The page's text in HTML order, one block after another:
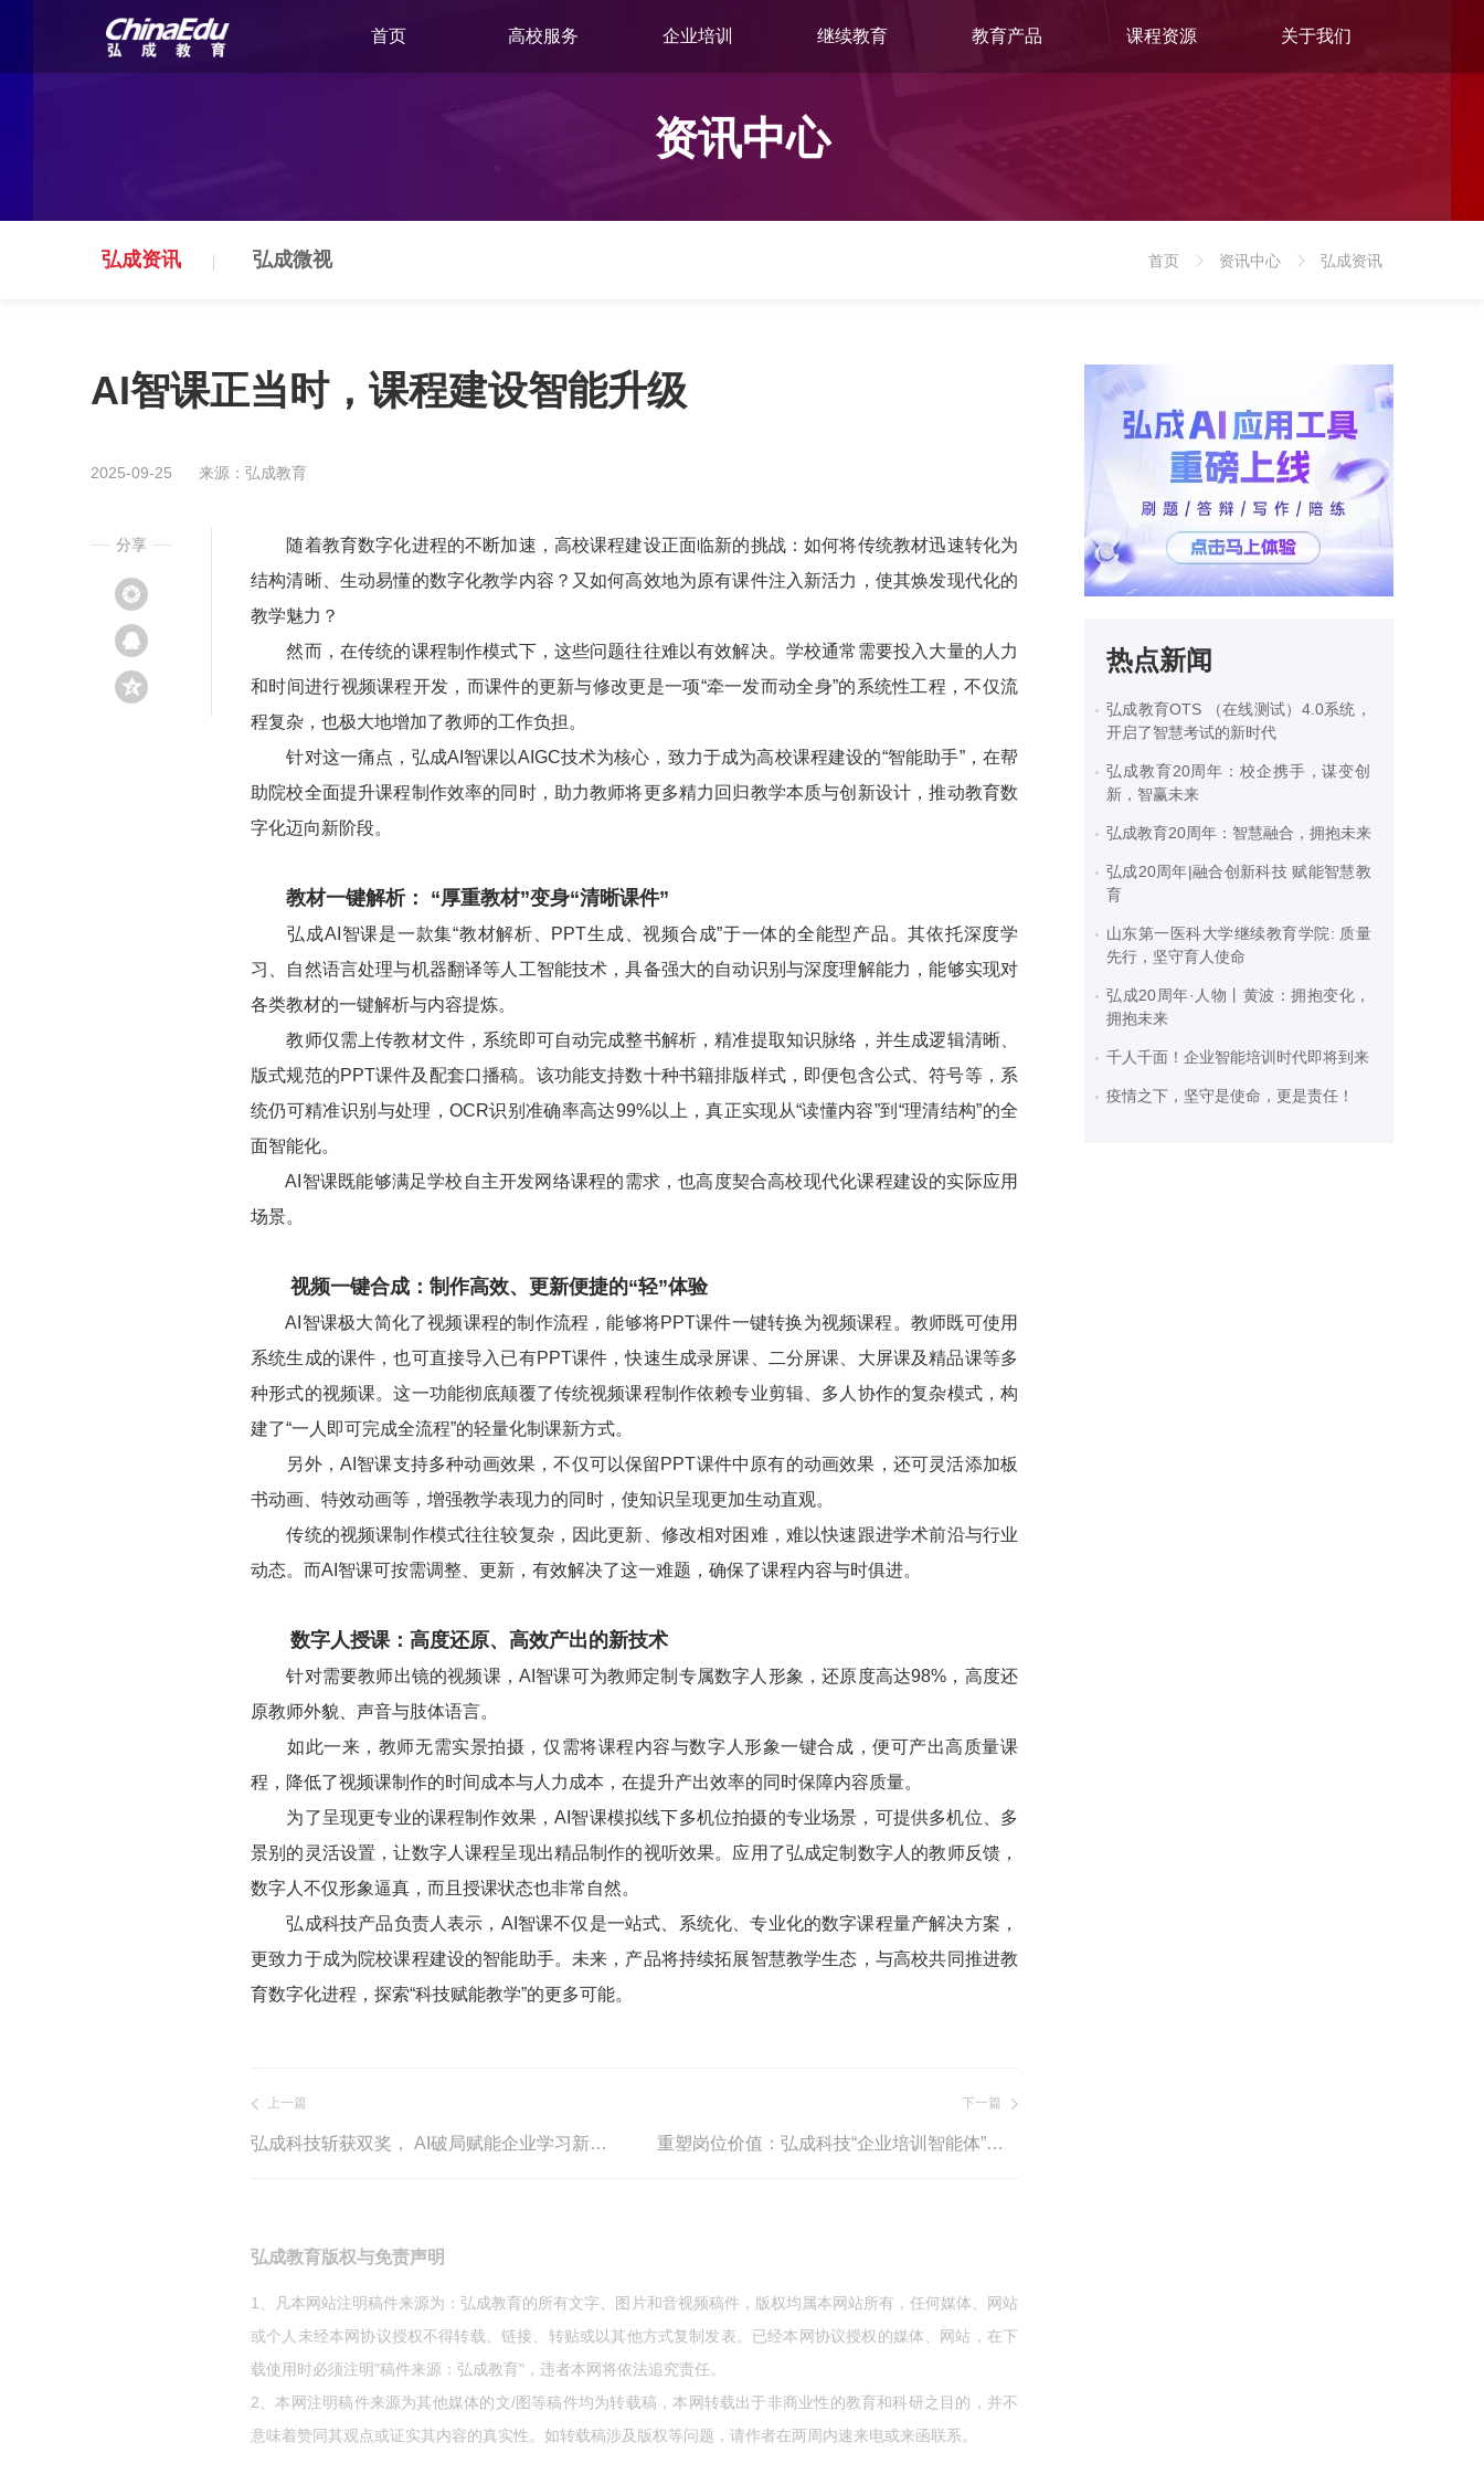
首页 高校服务 企业培训 继续教育 教育产品 课程资源 关于我们
资讯中心
弘成资讯 弘成微视
首页
资讯中心
弘成资讯
AI智课正当时，课程建设智能升级
2025-09-25 来源：弘成教育
随着教育数字化进程的不断加速，高校课程建设正面临新的挑战：如何将传统教材迅速转化为
结构清晰、生动易懂的数字化教学内容？又如何高效地为原有课件注入新活力，使其焕发现代化的
教学魅力？
然而，在传统的课程制作模式下，这些问题往往难以有效解决。学校通常需要投入大量的人力
和时间进行视频课程开发，而课件的更新与修改更是一项“牵一发而动全身”的系统性工程，不仅流
程复杂，也极大地增加了教师的工作负担。
针对这一痛点，弘成AI智课以AIGC技术为核心，致力于成为高校课程建设的“智能助手”，在帮
助院校全面提升课程制作效率的同时，助力教师将更多精力回归教学本质与创新设计，推动教育数
字化迈向新阶段。
教材一键解析： “厚重教材”变身“清晰课件”
弘成AI智课是一款集“教材解析、PPT生成、视频合成”于一体的全能型产品。其依托深度学
习、自然语言处理与机器翻译等人工智能技术，具备强大的自动识别与深度理解能力，能够实现对
各类教材的一键解析与内容提炼。
教师仅需上传教材文件，系统即可自动完成整书解析，精准提取知识脉络，并生成逻辑清晰、
版式规范的PPT课件及配套口播稿。该功能支持数十种书籍排版样式，即便包含公式、符号等，系
统仍可精准识别与处理，OCR识别准确率高达99%以上，真正实现从“读懂内容”到“理清结构”的全
面智能化。
AI智课既能够满足学校自主开发网络课程的需求，也高度契合高校现代化课程建设的实际应用
场景。
视频一键合成：制作高效、更新便捷的“轻”体验
AI智课极大简化了视频课程的制作流程，能够将PPT课件一键转换为视频课程。教师既可使用
系统生成的课件，也可直接导入已有PPT课件，快速生成录屏课、二分屏课、大屏课及精品课等多
种形式的视频课。这一功能彻底颠覆了传统视频课程制作依赖专业剪辑、多人协作的复杂模式，构
建了“一人即可完成全流程”的轻量化制课新方式。
另外，AI智课支持多种动画效果，不仅可以保留PPT课件中原有的动画效果，还可灵活添加板
书动画、特效动画等，增强教学表现力的同时，使知识呈现更加生动直观。
传统的视频课制作模式往往较复杂，因此更新、修改相对困难，难以快速跟进学术前沿与行业
动态。而AI智课可按需调整、更新，有效解决了这一难题，确保了课程内容与时俱进。
数字人授课：高度还原、高效产出的新技术
针对需要教师出镜的视频课，AI智课可为教师定制专属数字人形象，还原度高达98%，高度还
原教师外貌、声音与肢体语言。
如此一来，教师无需实景拍摄，仅需将课程内容与数字人形象一键合成，便可产出高质量课
程，降低了视频课制作的时间成本与人力成本，在提升产出效率的同时保障内容质量。
为了呈现更专业的课程制作效果，AI智课模拟线下多机位拍摄的专业场景，可提供多机位、多
景别的灵活设置，让数字人课程呈现出精品制作的视听效果。应用了弘成定制数字人的教师反馈，
数字人不仅形象逼真，而且授课状态也非常自然。
弘成科技产品负责人表示，AI智课不仅是一站式、系统化、专业化的数字课程量产解决方案，
更致力于成为院校课程建设的智能助手。未来，产品将持续拓展智慧教学生态，与高校共同推进教
育数字化进程，探索“科技赋能教学”的更多可能。
上一篇
弘成科技斩获双奖， AI破局赋能企业学习新未来
下一篇
重塑岗位价值：弘成科技“企业培训智能体”正式上线
弘成教育版权与免责声明
1、凡本网站注明稿件来源为：弘成教育的所有文字、图片和音视频稿件，版权均属本网站所有，任何媒体、网站
或个人未经本网协议授权不得转载、链接、转贴或以其他方式复制发表。已经本网协议授权的媒体、网站，在下
载使用时必须注明"稿件来源：弘成教育"，违者本网将依法追究责任。
2、本网注明稿件来源为其他媒体的文/图等稿件均为转载稿，本网转载出于非商业性的教育和科研之目的，并不
意味着赞同其观点或证实其内容的真实性。如转载稿涉及版权等问题，请作者在两周内速来电或来函联系。
分享
热点新闻
弘成教育OTS （在线测试）4.0系统，
开启了智慧考试的新时代
弘成教育20周年：校企携手，谋变创
新，智赢未来
弘成教育20周年：智慧融合，拥抱未来
弘成20周年|融合创新科技 赋能智慧教
育
山东第一医科大学继续教育学院: 质量
先行，坚守育人使命
弘成20周年·人物丨黄波：拥抱变化，
拥抱未来
千人千面！企业智能培训时代即将到来
疫情之下，坚守是使命，更是责任！